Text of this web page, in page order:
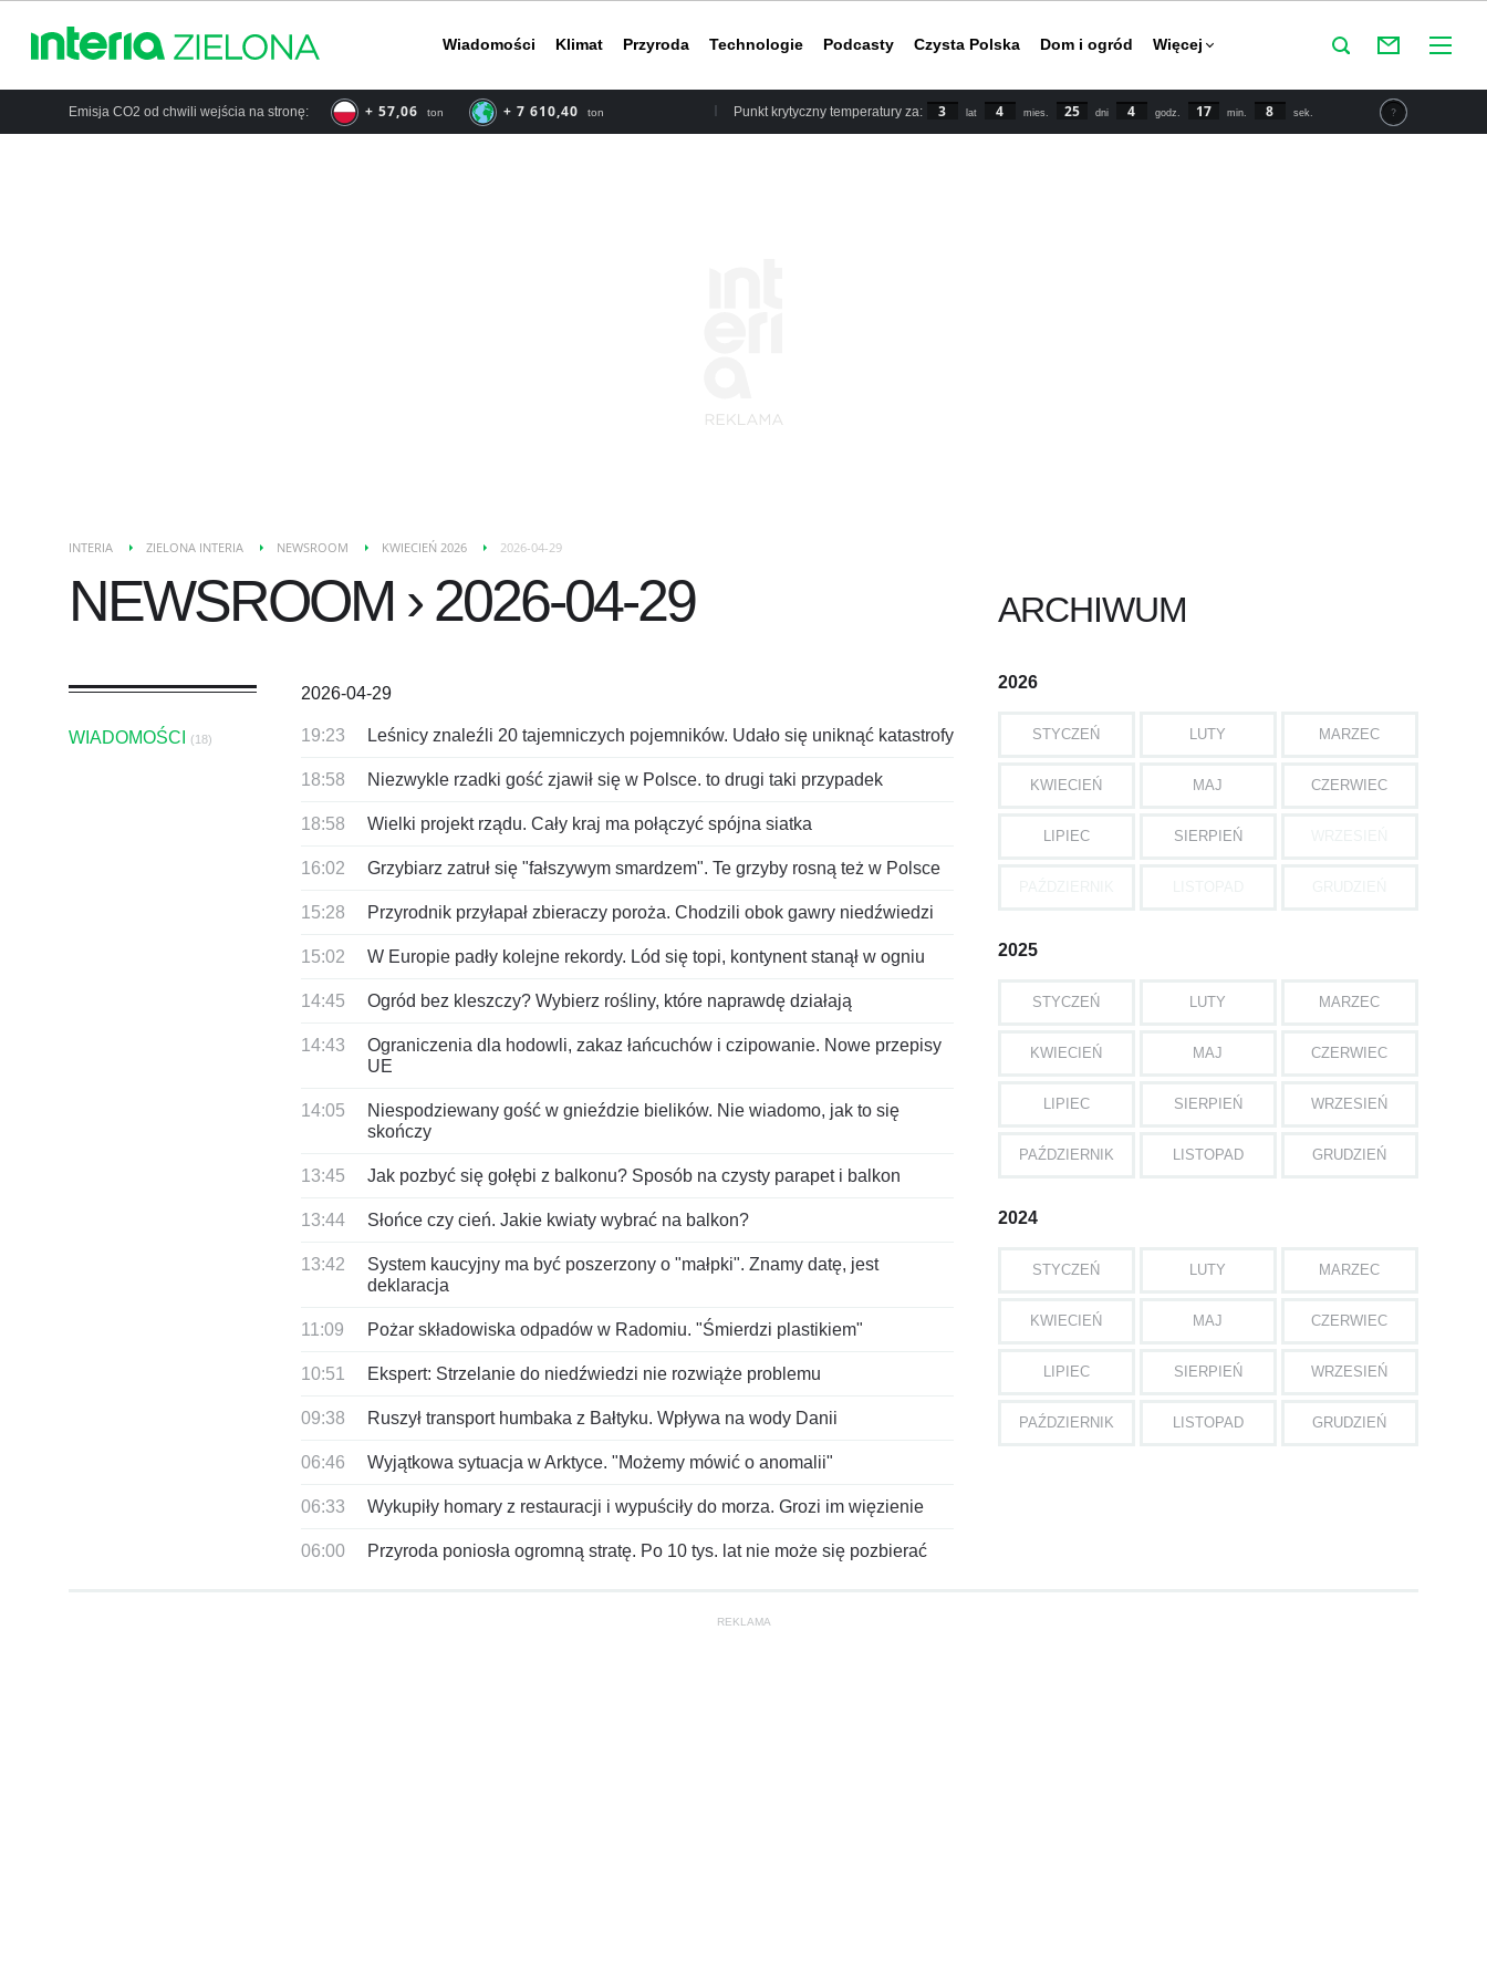
Wiadomości Klimat Przyroda Technologie Podcasty Czysta Polska Dom i ogród Więcej
Emisja CO2 od chwili wejścia na stronę: + 57,06 ton + 7 610,40 ton Punkt krytyczny temperatury za: 3 lat 4 mies. 25 dni 4 godz. 17 min. 8 sek.
INTERIA ZIELONA INTERIA NEWSROOM KWIECIEŃ 2026 2026-04-29
NEWSROOM › 2026-04-29
WIADOMOŚCI (18)
2026-04-29
19:23 Leśnicy znaleźli 20 tajemniczych pojemników. Udało się uniknąć katastrofy
18:58 Niezwykle rzadki gość zjawił się w Polsce. to drugi taki przypadek
18:58 Wielki projekt rządu. Cały kraj ma połączyć spójna siatka
16:02 Grzybiarz zatruł się "fałszywym smardzem". Te grzyby rosną też w Polsce
15:28 Przyrodnik przyłapał zbieraczy poroża. Chodzili obok gawry niedźwiedzi
15:02 W Europie padły kolejne rekordy. Lód się topi, kontynent stanął w ogniu
14:45 Ogród bez kleszczy? Wybierz rośliny, które naprawdę działają
14:43
Ograniczenia dla hodowli, zakaz łańcuchów i czipowanie. Nowe przepisy
UE
14:05
Niespodziewany gość w gnieździe bielików. Nie wiadomo, jak to się
skończy
13:45 Jak pozbyć się gołębi z balkonu? Sposób na czysty parapet i balkon
13:44 Słońce czy cień. Jakie kwiaty wybrać na balkon?
13:42
System kaucyjny ma być poszerzony o "małpki". Znamy datę, jest
deklaracja
11:09 Pożar składowiska odpadów w Radomiu. "Śmierdzi plastikiem"
10:51 Ekspert: Strzelanie do niedźwiedzi nie rozwiąże problemu
09:38 Ruszył transport humbaka z Bałtyku. Wpływa na wody Danii
06:46 Wyjątkowa sytuacja w Arktyce. "Możemy mówić o anomalii"
06:33 Wykupiły homary z restauracji i wypuściły do morza. Grozi im więzienie
06:00 Przyroda poniosła ogromną stratę. Po 10 tys. lat nie może się pozbierać
ARCHIWUM
2026
STYCZEŃ LUTY MARZEC
KWIECIEŃ MAJ CZERWIEC
LIPIEC SIERPIEŃ
2025
STYCZEŃ LUTY MARZEC
KWIECIEŃ MAJ CZERWIEC
LIPIEC SIERPIEŃ WRZESIEŃ
PAŹDZIERNIK LISTOPAD GRUDZIEŃ
2024
STYCZEŃ LUTY MARZEC
KWIECIEŃ MAJ CZERWIEC
LIPIEC SIERPIEŃ WRZESIEŃ
PAŹDZIERNIK LISTOPAD GRUDZIEŃ
REKLAMA